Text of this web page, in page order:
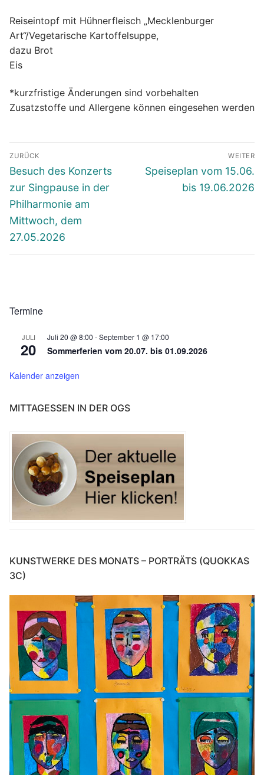
Reiseintopf mit Hühnerfleisch „Mecklenburger
Art“/Vegetarische Kartoffelsuppe,
dazu Brot
Eis
*kurzfristige Änderungen sind vorbehalten
Zusatzstoffe und Allergene können eingesehen werden
Beitragsnavigation
ZURÜCK
Vorheriger
Beitrag:
Besuch des Konzerts
zur Singpause in der
Philharmonie am
Mittwoch, dem
27.05.2026
WEITER
Nächster
Speiseplan vom 15.06.
bis 19.06.2026
Termine
JULI
20
Juli 20 @ 8:00 -September 1 @ 17:00
Sommerferien vom 20.07. bis 01.09.2026
Kalender anzeigen
MITTAGESSEN IN DER OGS
KUNSTWERKE DES MONATS – PORTRÄTS (QUOKKAS
3C)